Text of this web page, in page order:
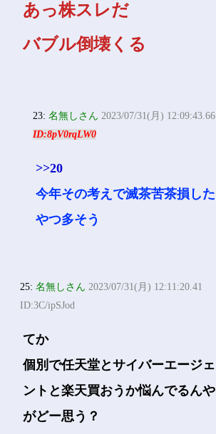
あっ株スレだ
バブル倒壊くる
23:名無しさん 2023/07/31(月) 12:09:43.66
ID:8pV0rqLW0
>>20
今年その考えで滅茶苦茶損した
やつ多そう
25:名無しさん 2023/07/31(月) 12:11:20.41
ID:3C/ipSJod
てか
個別で任天堂とサイバーエージェ
ントと楽天買おうか悩んでるんや
がどー思う？